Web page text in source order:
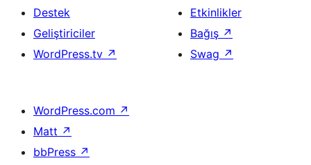
Destek
Geliştiriciler
WordPress.tv ↗
Etkinlikler
Bağış ↗
Swag ↗
WordPress.com ↗
Matt ↗
bbPress ↗